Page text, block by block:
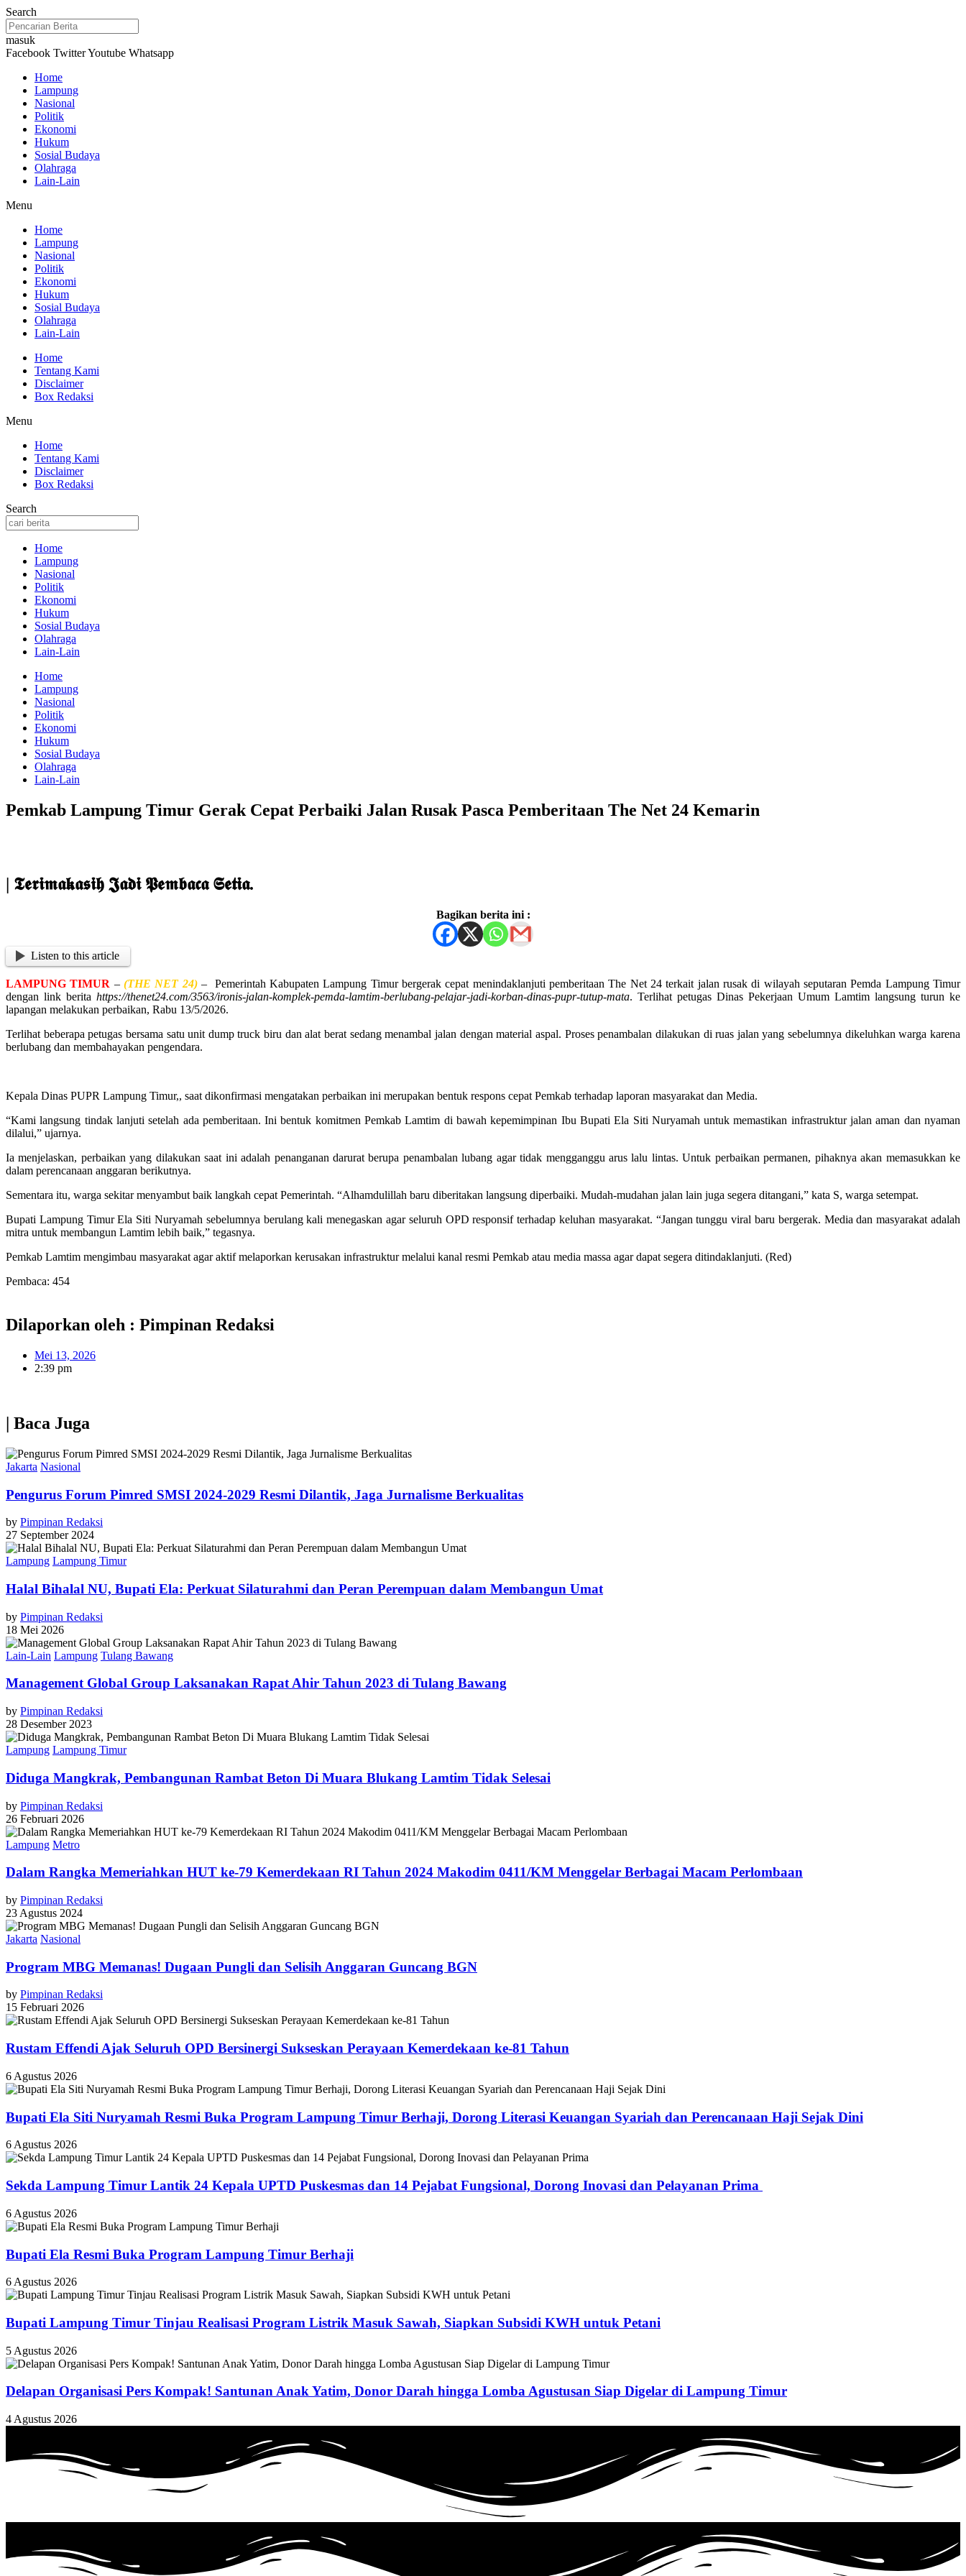
Lewati
ke
konten
Search
masuk
Facebook TwitterYoutube Whatsapp
Home
Lampung
Nasional
Politik
Ekonomi
Hukum
Sosial Budaya
Olahraga
Lain-Lain
Menu
Home
Lampung
Nasional
Politik
Ekonomi
Hukum
Sosial Budaya
Olahraga
Lain-Lain
Home
Tentang Kami
Disclaimer
Box Redaksi
Menu
Home
Tentang Kami
Disclaimer
Box Redaksi
Search
Home
Lampung
Nasional
Politik
Ekonomi
Hukum
Sosial Budaya
Olahraga
Lain-Lain
Home
Lampung
Nasional
Politik
Ekonomi
Hukum
Sosial Budaya
Olahraga
Lain-Lain
Pemkab Lampung Timur Gerak Cepat Perbaiki Jalan Rusak Pasca Pemberitaan The Net 24 Kemarin
| 𝕿𝖊𝖗𝖎𝖒𝖆𝖐𝖆𝖘𝖎𝖍 𝕵𝖆𝖉𝖎 𝕻𝖊𝖒𝖇𝖆𝖈𝖆 𝕾𝖊𝖙𝖎𝖆.
Bagikan berita ini :
Listen to this article
LAMPUNG TIMUR –(THE NET 24)– Pemerintah Kabupaten Lampung Timur bergerak cepat menindaklanjuti pemberitaan The Net 24 terkait jalan rusak di wilayah seputaran Pemda Lampung Timur
dengan link berita https://thenet24.com/3563/ironis-jalan-komplek-pemda-lamtim-berlubang-pelajar-jadi-korban-dinas-pupr-tutup-mata. Terlihat petugas Dinas Pekerjaan Umum Lamtim langsung turun ke
lapangan melakukan perbaikan, Rabu 13/5/2026.
Terlihat beberapa petugas bersama satu unit dump truck biru dan alat berat sedang menambal jalan dengan material aspal. Proses penambalan dilakukan di ruas jalan yang sebelumnya dikeluhkan warga karena
berlubang dan membahayakan pengendara.
Kepala Dinas PUPR Lampung Timur,, saat dikonfirmasi mengatakan perbaikan ini merupakan bentuk respons cepat Pemkab terhadap laporan masyarakat dan Media.
“Kami langsung tindak lanjuti setelah ada pemberitaan. Ini bentuk komitmen Pemkab Lamtim di bawah kepemimpinan Ibu Bupati Ela Siti Nuryamah untuk memastikan infrastruktur jalan aman dan nyaman
dilalui,” ujarnya.
Ia menjelaskan, perbaikan yang dilakukan saat ini adalah penanganan darurat berupa penambalan lubang agar tidak mengganggu arus lalu lintas. Untuk perbaikan permanen, pihaknya akan memasukkan ke
dalam perencanaan anggaran berikutnya.
Sementara itu, warga sekitar menyambut baik langkah cepat Pemerintah. “Alhamdulillah baru diberitakan langsung diperbaiki. Mudah-mudahan jalan lain juga segera ditangani,” kata S, warga setempat.
Bupati Lampung Timur Ela Siti Nuryamah sebelumnya berulang kali menegaskan agar seluruh OPD responsif terhadap keluhan masyarakat. “Jangan tunggu viral baru bergerak. Media dan masyarakat adalah
mitra untuk membangun Lamtim lebih baik,” tegasnya.
Pemkab Lamtim mengimbau masyarakat agar aktif melaporkan kerusakan infrastruktur melalui kanal resmi Pemkab atau media massa agar dapat segera ditindaklanjuti. (Red)
Pembaca: 454
Dilaporkan oleh : Pimpinan Redaksi
Mei 13, 2026
2:39 pm
| Baca Juga
Jakarta Nasional
Pengurus Forum Pimred SMSI 2024-2029 Resmi Dilantik, Jaga Jurnalisme Berkualitas
by Pimpinan Redaksi
27 September 2024
Lampung Lampung Timur
Halal Bihalal NU, Bupati Ela: Perkuat Silaturahmi dan Peran Perempuan dalam Membangun Umat
by Pimpinan Redaksi
18 Mei 2026
Lain-Lain Lampung Tulang Bawang
Management Global Group Laksanakan Rapat Ahir Tahun 2023 di Tulang Bawang
by Pimpinan Redaksi
28 Desember 2023
Lampung Lampung Timur
Diduga Mangkrak, Pembangunan Rambat Beton Di Muara Blukang Lamtim Tidak Selesai
by Pimpinan Redaksi
26 Februari 2026
Lampung Metro
Dalam Rangka Memeriahkan HUT ke-79 Kemerdekaan RI Tahun 2024 Makodim 0411/KM Menggelar Berbagai Macam Perlombaan
by Pimpinan Redaksi
23 Agustus 2024
Jakarta Nasional
Program MBG Memanas! Dugaan Pungli dan Selisih Anggaran Guncang BGN
by Pimpinan Redaksi
15 Februari 2026
Rustam Effendi Ajak Seluruh OPD Bersinergi Sukseskan Perayaan Kemerdekaan ke-81 Tahun
6 Agustus 2026
Bupati Ela Siti Nuryamah Resmi Buka Program Lampung Timur Berhaji, Dorong Literasi Keuangan Syariah dan Perencanaan Haji Sejak Dini
6 Agustus 2026
‎Sekda Lampung Timur Lantik 24 Kepala UPTD Puskesmas dan 14 Pejabat Fungsional, Dorong Inovasi dan Pelayanan Prima ‎
6 Agustus 2026
Bupati Ela Resmi Buka Program Lampung Timur Berhaji
6 Agustus 2026
Bupati Lampung Timur Tinjau Realisasi Program Listrik Masuk Sawah, Siapkan Subsidi KWH untuk Petani
5 Agustus 2026
Delapan Organisasi Pers Kompak! Santunan Anak Yatim, Donor Darah hingga Lomba Agustusan Siap Digelar di Lampung Timur
4 Agustus 2026